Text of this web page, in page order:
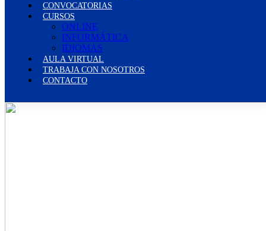
CONVOCATORIAS
CURSOS
ONLINE
INFORMÁTICA
IDIOMAS
AULA VIRTUAL
TRABAJA CON NOSOTROS
CONTACTO